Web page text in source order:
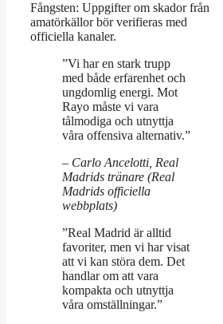
Fångsten: Uppgifter om skador från
amatörkällor bör verifieras med
officiella kanaler.
”Vi har en stark trupp
med både erfarenhet och
ungdomlig energi. Mot
Rayo måste vi vara
tålmodiga och utnyttja
våra offensiva alternativ.”
– Carlo Ancelotti, Real
Madrids tränare (Real
Madrids officiella
webbplats)
”Real Madrid är alltid
favoriter, men vi har visat
att vi kan störa dem. Det
handlar om att vara
kompakta och utnyttja
våra omställningar.”